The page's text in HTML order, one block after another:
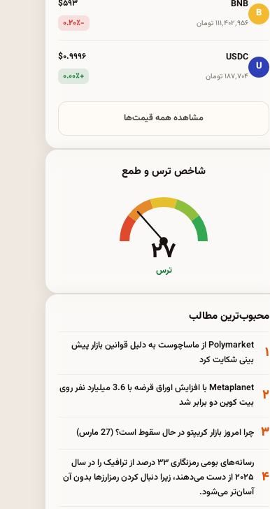
B
BNB
۱۱۱٬۴۰۲٬۹۵۶ تومان
$۵۹۳
-۰.۲۰٪
U
USDC
۱۸۷٬۷۰۴ تومان
$۰.۹۹۹۶
+۰.۰۰٪
مشاهده همه قیمت‌ها
شاخص ترس و طمع
۲۷
ترس
محبوب‌ترین مطالب
۱
Polymarket از ماساچوست به دلیل قوانین بازار پیش
بینی شکایت کرد
۲
Metaplanet با افزایش اوراق قرضه با 3.6 میلیارد نفر روی
بیت کوین دو برابر شد
۳ چرا امروز بازار کریپتو در حال سقوط است؟ (27 مارس)
۴
رسانه‌های بومی رمزنگاری ۳۳ درصد از ترافیک را در سال
۲۰۲۵ از دست می‌دهند، زیرا دنبال کردن رمزارزها بدون آن
آسان‌تر می‌شود.